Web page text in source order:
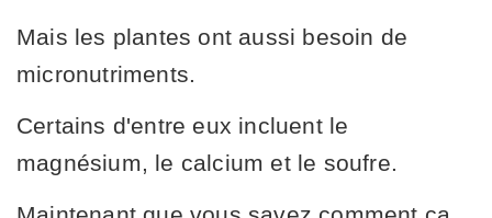
Mais les plantes ont aussi besoin de
micronutriments.
Certains d'entre eux incluent le
magnésium, le calcium et le soufre.